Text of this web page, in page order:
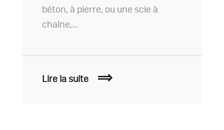
béton, à pierre, ou une scie à
chaîne,…
Lire la suite